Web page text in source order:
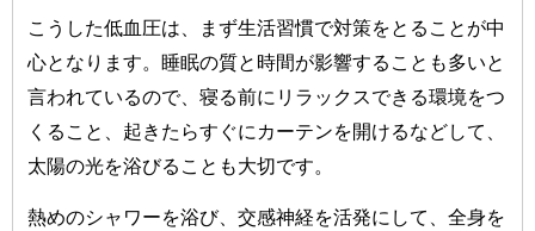
こうした低血圧は、まず生活習慣で対策をとることが中
心となります。睡眠の質と時間が影響することも多いと
言われているので、寝る前にリラックスできる環境をつ
くること、起きたらすぐにカーテンを開けるなどして、
太陽の光を浴びることも大切です。
熱めのシャワーを浴び、交感神経を活発にして、全身を